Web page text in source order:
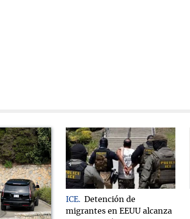
ICE
Detención de
migrantes en EEUU alcanza